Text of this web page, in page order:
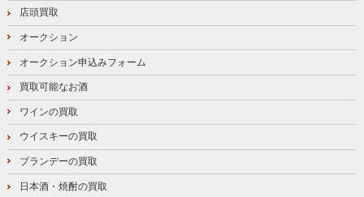
店頭買取
オークション
オークション申込みフォーム
買取可能なお酒
ワインの買取
ウイスキーの買取
ブランデーの買取
日本酒・焼酎の買取